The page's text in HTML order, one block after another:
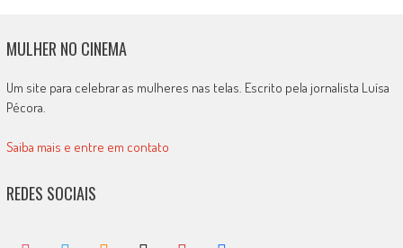
MULHER NO CINEMA
Um site para celebrar as mulheres nas telas. Escrito pela jornalista Luísa
Pécora.
Saiba mais e entre em contato
REDES SOCIAIS